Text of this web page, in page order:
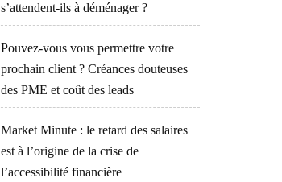
s’attendent-ils à déménager ?
Pouvez-vous vous permettre votre
prochain client ? Créances douteuses
des PME et coût des leads
Market Minute : le retard des salaires
est à l’origine de la crise de
l’accessibilité financière